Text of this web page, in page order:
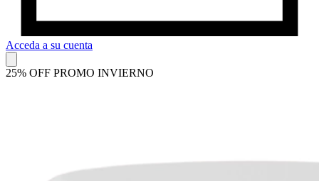
Acceda a su cuenta
25% OFF PROMO INVIERNO